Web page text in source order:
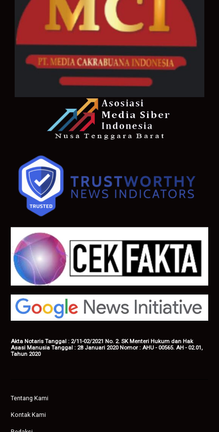
Akta Notaris Tanggal : 2/11-02/2021 No. 2. SK Menteri Hukum dan Hak
Asasi Manusia Tanggal : 28 Januari 2020 Nomor : AHU - 00565. AH - 02.01,
Tahun 2020
Tentang Kami
Kontak Kami